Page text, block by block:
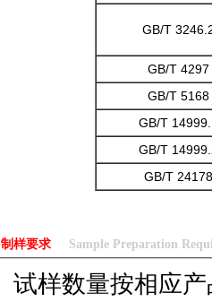
GB/T
GB/T 4297
GB/T 5168
GB/T
GB/T
GB/T 24178
制样要求 Sample Preparation
试样数量按相应